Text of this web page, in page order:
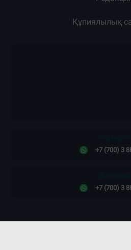
Редакция:
Жарнама: